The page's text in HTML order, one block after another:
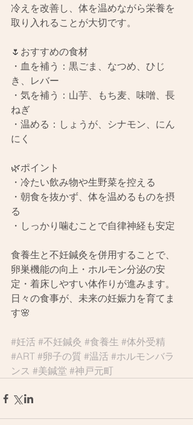
冷えを改善し、体を温めながら栄養を
取り入れることが大切です。
🌷おすすめの食材
・血を補う：黒ごま、なつめ、ひじ
き、レバー
・気を補う：山芋、もち麦、味噌、長
ねぎ
・温める：しょうが、シナモン、にん
にく
🌿ポイント
・冷たい飲み物や生野菜を控える
・朝食を抜かず、体を温めるものを摂
る
・しっかり噛むことで自律神経も安定
食養生と不妊鍼灸を併用することで、
卵巣機能の向上・ホルモン分泌の安
定・着床しやすい体作りが進みます。
日々の食事が、未来の妊娠力を育てま
す🌸
#妊活 #不妊鍼灸 #食養生 #体外受精
#ART #卵子の質 #温活 #ホルモンバラ
ンス #美鍼堂 #神戸元町